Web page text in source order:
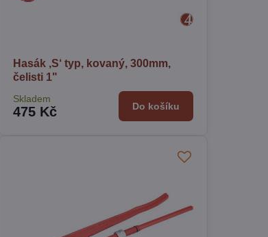
Hasák ‚S‘ typ, kovaný, 300mm,
čelisti 1"
Skladem
475 Kč Do košíku